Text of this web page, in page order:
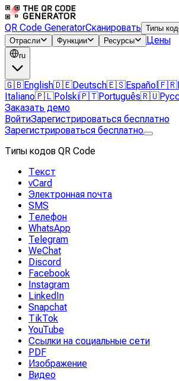
QR Code GeneratorСканировать Типы
Отрасли
Функции Ресурсы Цены
ru
🇬🇧English🇩🇪Deutsch🇪🇸Español 🇫🇷
Italiano🇵🇱Polski🇵🇹Português🇷🇺
Заказать демо
ВойтиЗарегистрироваться бесплатно
Зарегистрироваться бесплатно
Типы кодов QR Code
Текст
vCard
Электронная почта
SMS
Телефон
WhatsApp
Telegram
WeChat
Discord
Facebook
Instagram
LinkedIn
Snapchat
TikTok
YouTube
Ссылки на социальные сети
PDF
Изображение
Видео